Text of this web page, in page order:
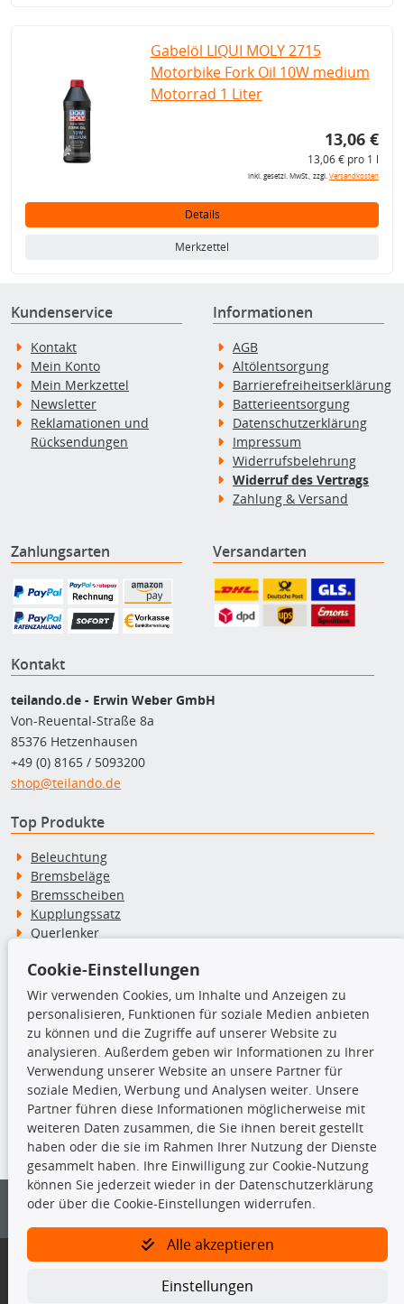
Gabelöl LIQUI MOLY 2715
Motorbike Fork Oil 10W medium
Motorrad 1 Liter
13,06 €
13,06 € pro 1 l
inkl. gesetzl. MwSt., zzgl.Versandkosten
Details
Merkzettel
Kundenservice
Kontakt
Mein Konto
Mein Merkzettel
Newsletter
Reklamationen und
Rücksendungen
Informationen
AGB
Altölentsorgung
Barrierefreiheitserklärung
Batterieentsorgung
Datenschutzerklärung
Impressum
Widerrufsbelehrung
Widerruf des Vertrags
Zahlung & Versand
Zahlungsarten Versandarten
Kontakt
teilando.de - Erwin Weber GmbH
Von-Reuental-Straße 8a
85376 Hetzenhausen
+49 (0) 8165 / 5093200
shop@teilando.de
Top Produkte
Beleuchtung
Bremsbeläge
Bremsscheiben
Kupplungssatz
Querlenker
Stoßdämpfer
TecDoc Inside
Die hier angezeigten Daten insbesondere die gesamte Datenbank dürfen
nicht kopiert werden.
Es ist zu unterlassen, die Daten oder die gesamte Datenbank ohne
vorherige Zustimmung von TecDoc zu vervielfältigen, zu verbreiten
und/oder diese Handlungen durch Dritte ausführen zu lassen. Ein
Bitte prüfen Sie, ob das über unseren Onlineshop identifizierte Ersatzteil
Gegebenenfalls sind ergänzende Informationen notwendig, um
Cookie-Einstellungen
Wir verwenden Cookies, um Inhalte und Anzeigen zu
personalisieren, Funktionen für soziale Medien anbieten
zu können und die Zugriffe auf unserer Website zu
analysieren. Außerdem geben wir Informationen zu Ihrer
Verwendung unserer Website an unsere Partner für
soziale Medien, Werbung und Analysen weiter. Unsere
Partner führen diese Informationen möglicherweise mit
weiteren Daten zusammen, die Sie ihnen bereit gestellt
haben oder die sie im Rahmen Ihrer Nutzung der Dienste
gesammelt haben. Ihre Einwilligung zur Cookie-Nutzung
können Sie jederzeit wieder in der Datenschutzerklärung
oder über die Cookie-Einstellungen widerrufen.
Alle akzeptieren
Einstellungen